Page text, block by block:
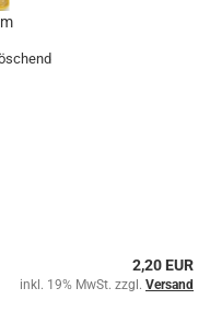
2,20 EUR
inkl. 19% MwSt. zzgl. Versand